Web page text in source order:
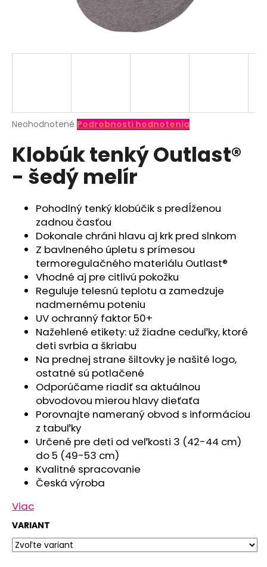
Priemerné
produktu
je
z
hviezdičiek.
Neohodnotené Podrobnosti hodnotenia
Klobúk tenký Outlast®
- šedý melír
Pohodlný tenký klobúčik s predĺženou
zadnou časťou
Dokonale chráni hlavu aj krk pred slnkom
Z bavlneného úpletu s prímesou
termoregulačného materiálu Outlast®
Vhodné aj pre citlivú pokožku
Reguluje telesnú teplotu a zamedzuje
nadmernému poteniu
UV ochranný faktor 50+
Nažehlené etikety: už žiadne ceduľky, ktoré
deti svrbia a škriabu
Na prednej strane šiltovky je našité logo,
ostatné sú potlačené
Odporúčame riadiť sa aktuálnou
obvodovou mierou hlavy dieťaťa
Porovnajte nameraný obvod s informáciou
z tabuľky
Určené pre deti od veľkosti 3 (42-44 cm)
do 5 (49-53 cm)
Kvalitné spracovanie
Česká výroba
Viac
VARIANT
ZAVINOVAČKA
ZAVÄZOVACIA
PEVNÝ
CHRBÁT
ANGEL
OUTLAST®
KRÉMOVÁ
FARMA
€54,58